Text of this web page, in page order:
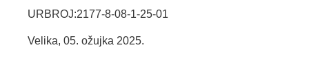
URBROJ:2177-8-08-1-25-01
Velika, 05. ožujka 2025.